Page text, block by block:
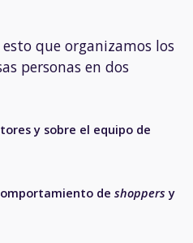
que organizamos los
personas en dos
y sobre el equipo de
de shoppersy